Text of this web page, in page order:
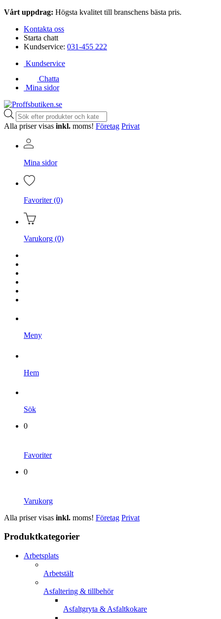
Vårt uppdrag: Högsta kvalitet till branschens bästa pris.
Kontakta oss
Starta chatt
Kundservice: 031-455 222
Kundservice
Chatta
Mina sidor
Produktsökning
Alla priser visas inkl. moms! Företag Privat
Mina sidor
Favoriter (0)
Varukorg (0)
Meny
Hem
Sök
0
Favoriter
0
Varukorg
Alla priser visas inkl. moms! Företag Privat
Produktkategorier
Arbetsplats
Arbetstält
Asfaltering & tillbehör
Asfaltgryta & Asfaltkokare